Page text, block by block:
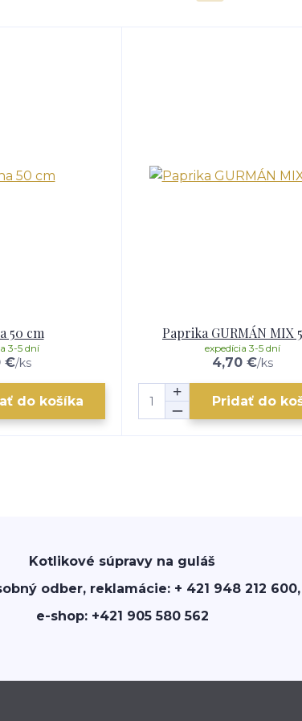
50 cm
€/ks
3-5 dní
do košíka
Paprika GURMÁN MIX
4,70 €/ks
expedícia 3-5 dní
Pridať do
Kotlikové súpravy na guláš
odber, reklamácie: + 421 948 212 600,
e-shop: +421 905 580 562